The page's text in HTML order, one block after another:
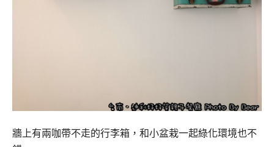
牆上有兩咖帶不走的行李箱，和小盆栽一起綠化環境也不